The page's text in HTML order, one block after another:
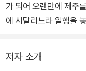
가 되어 오랜만에 제주
에 시달리느라 일행을
<너희 서 있는 사람들
저자 소개